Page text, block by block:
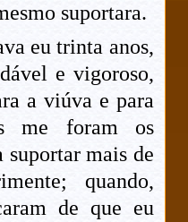
suportara.
eu trinta anos,
e vigoroso,
a viúva e para
me foram os
suportar mais de
quando,
de que eu